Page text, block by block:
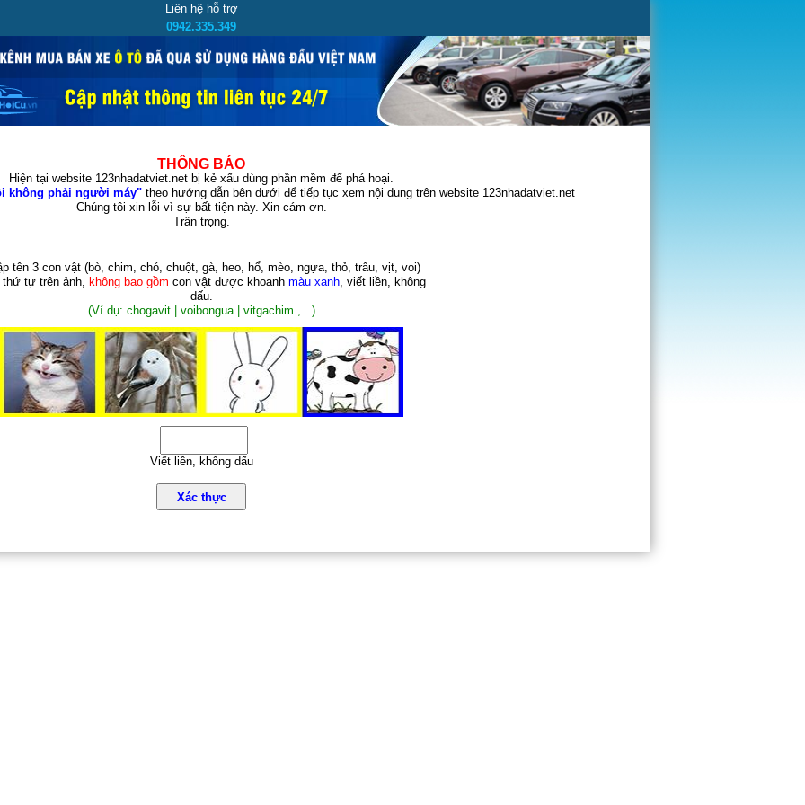
Liên hệ hỗ trợ
0942.335.349
THÔNG BÁO
Hiện tại website 123nhadatviet.net bị kẻ xấu dùng phần mềm để phá hoại.
không phải người máy"theo hướng dẫn bên dưới để tiếp tục xem nội dung trên website 123nhadatviet.net
Chúng tôi xin lỗi vì sự bất tiện này. Xin cám ơn.
Trân trọng.
tên 3 con vật (bò, chim, chó, chuột, gà, heo, hổ, mèo, ngựa, thỏ, trâu, vịt, voi)
thứ tự trên ảnh, không bao gồm con vật được khoanh màu xanh, viết liền, không
dấu.
(Ví dụ: chogavit | voibongua | vitgachim ,...)
Viết liền, không dấu
Xác thực